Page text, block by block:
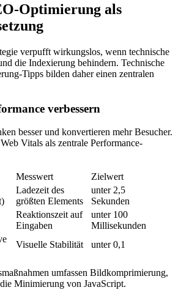
Optimierung als
verpufft wirkungslos, wenn technische
die Indexierung behindern. Technische
Tipps bilden daher einen zentralen
verbessern
besser und konvertieren mehr Besucher.
Vitals als zentrale Performance-
Messwert
Zielwert
Ladezeit des
größten Elements
unter 2,5
Sekunden
Reaktionszeit auf
Eingaben
unter 100
Millisekunden
Visuelle Stabilität unter 0,1
umfassen Bildkomprimierung,
Minimierung von JavaScript.